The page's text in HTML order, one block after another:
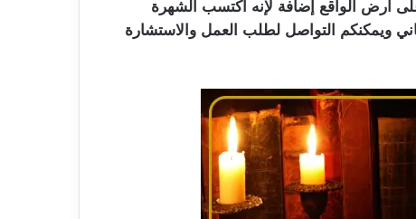
على ارض الواقع إضافة لإنه اكتسب الشهرة
ويمكنكم التواصل لطلب العمل والاستشارة